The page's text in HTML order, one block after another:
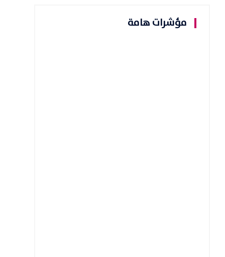
مؤشرات هامة